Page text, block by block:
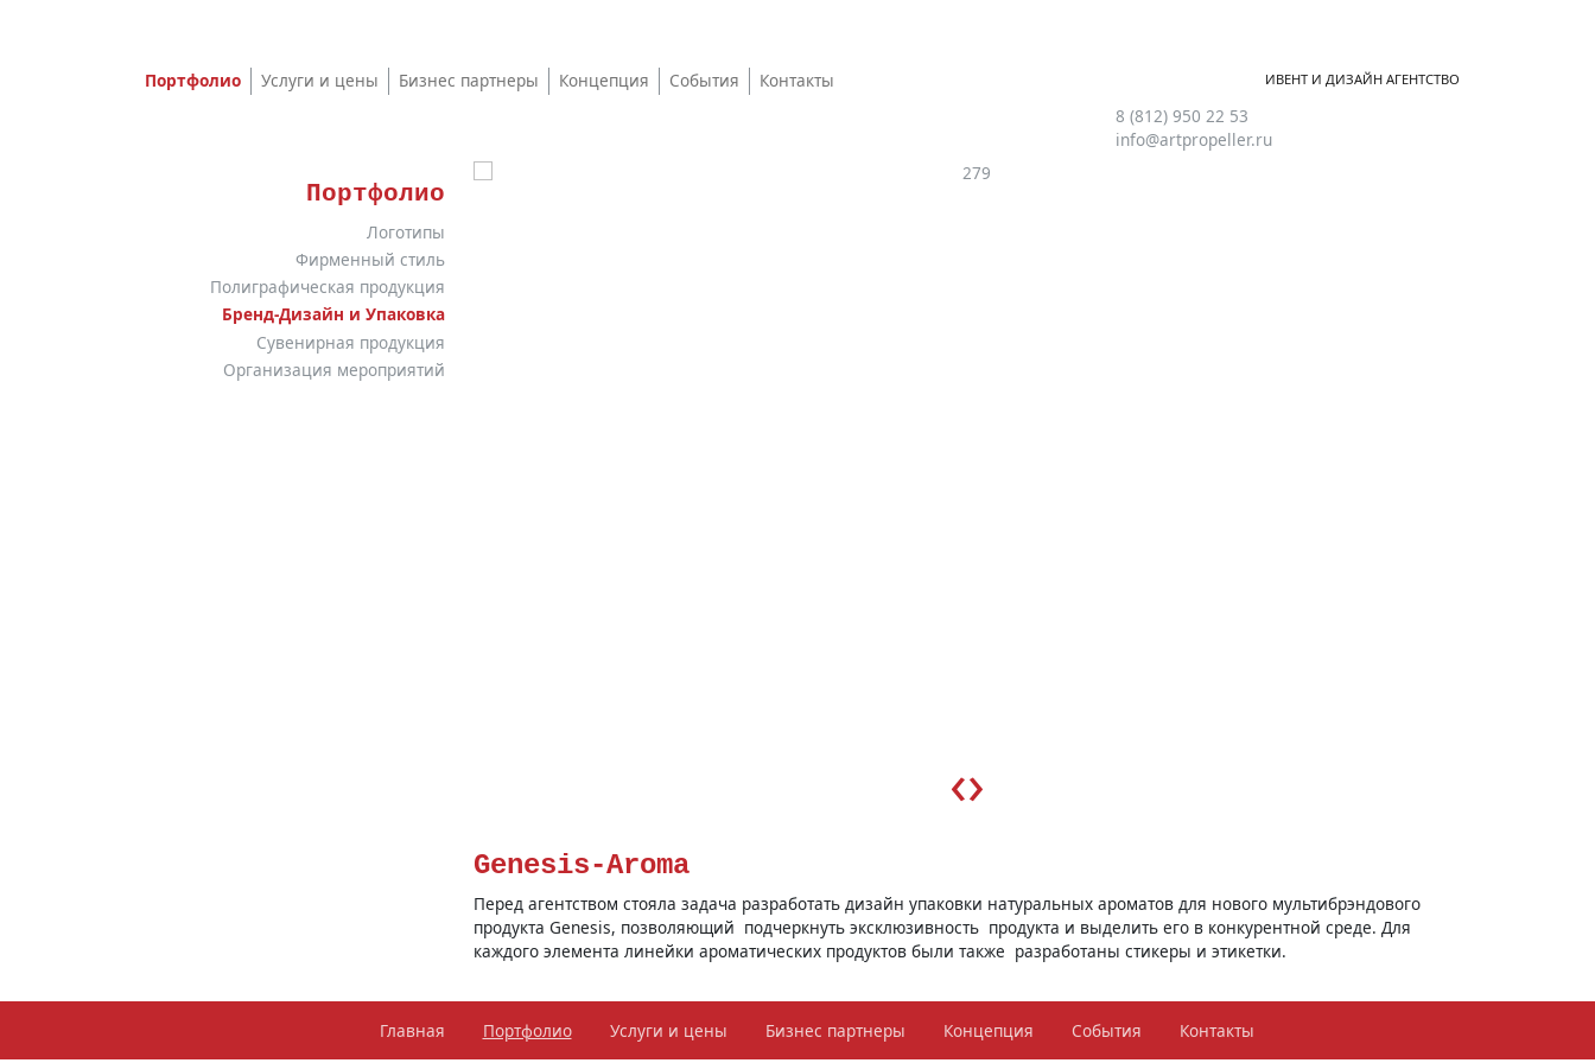
Портфолио Услуги и цены Бизнес партнеры Концепция События Контакты ИВЕНТ И ДИЗАЙН АГЕНТСТВО
8 (812) 950 22 53
info@artpropeller.ru
Портфолио
Логотипы
Фирменный стиль
Полиграфическая продукция
Бренд-Дизайн и Упаковка
Сувенирная продукция
Организация мероприятий
‹›
Genesis-Aroma
Перед агентством стояла задача разработать дизайн упаковки натуральных ароматов для нового мультибрэндового
продукта Genesis, позволяющий подчеркнуть эксклюзивность продукта и выделить его в конкурентной среде. Для
каждого элемента линейки ароматических продуктов были также разработаны стикеры и этикетки.
Главная Портфолио Услуги и цены Бизнес партнеры Концепция События Контакты